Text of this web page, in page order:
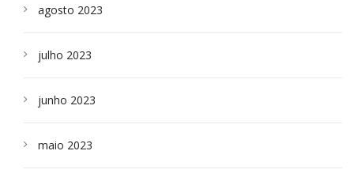
agosto 2023
julho 2023
junho 2023
maio 2023